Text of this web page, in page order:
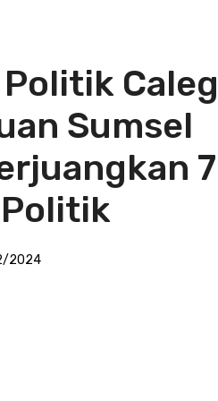
Caleg
Sumsel
7
2024